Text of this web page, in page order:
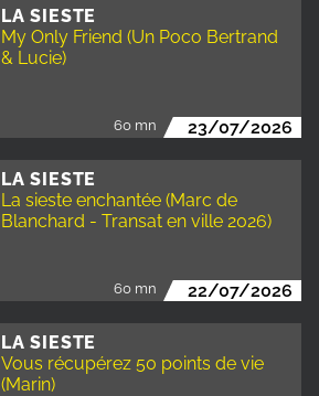
LA SIESTE
My Only Friend (Un Poco Bertrand
& Lucie)
60 mn 23/07/2026
LA SIESTE
La sieste enchantée (Marc de
Blanchard - Transat en ville 2026)
60 mn 22/07/2026
LA SIESTE
Vous récupérez 50 points de vie
(Marin)